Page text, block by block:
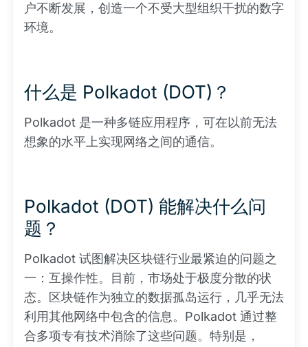
户不断发展，创造一个不受大型组织干扰的数字
环境。
什么是 Polkadot (DOT)？
Polkadot 是一种多链应用程序，可在以前无法
想象的水平上实现网络之间的通信。
Polkadot (DOT) 能解决什么问
题？
Polkadot 试图解决区块链行业最紧迫的问题之
一：互操作性。目前，市场处于极度分散的状
态。区块链作为独立的数据孤岛运行，几乎无法
利用其他网络中包含的信息。Polkadot 通过整
合多项专有技术消除了这些问题。特别是，